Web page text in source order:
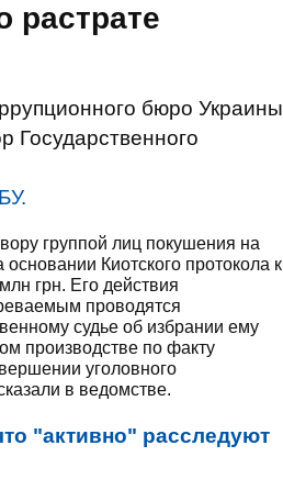
растрате
бюро Украины
Государственного
группой лиц покушения на
Киотского протокола к
грн. Его действия
проводятся
судье об избрании ему
производстве по факту
уголовного
в ведомстве.
"активно" расследуют